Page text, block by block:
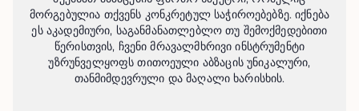
მორგებულია თქვენს კონკრეტულ საჭიროებებზე. იქნება
ეს აკადემიური, საგანმანათლებლო თუ შემოქმედებითი
წერისთვის, ჩვენი მრავალმხრივი ინსტრუმენტი
უზრუნველყოფს თითოეული აბზაცის უნიკალური,
თანმიმდევრული და მაღალი ხარისხის.